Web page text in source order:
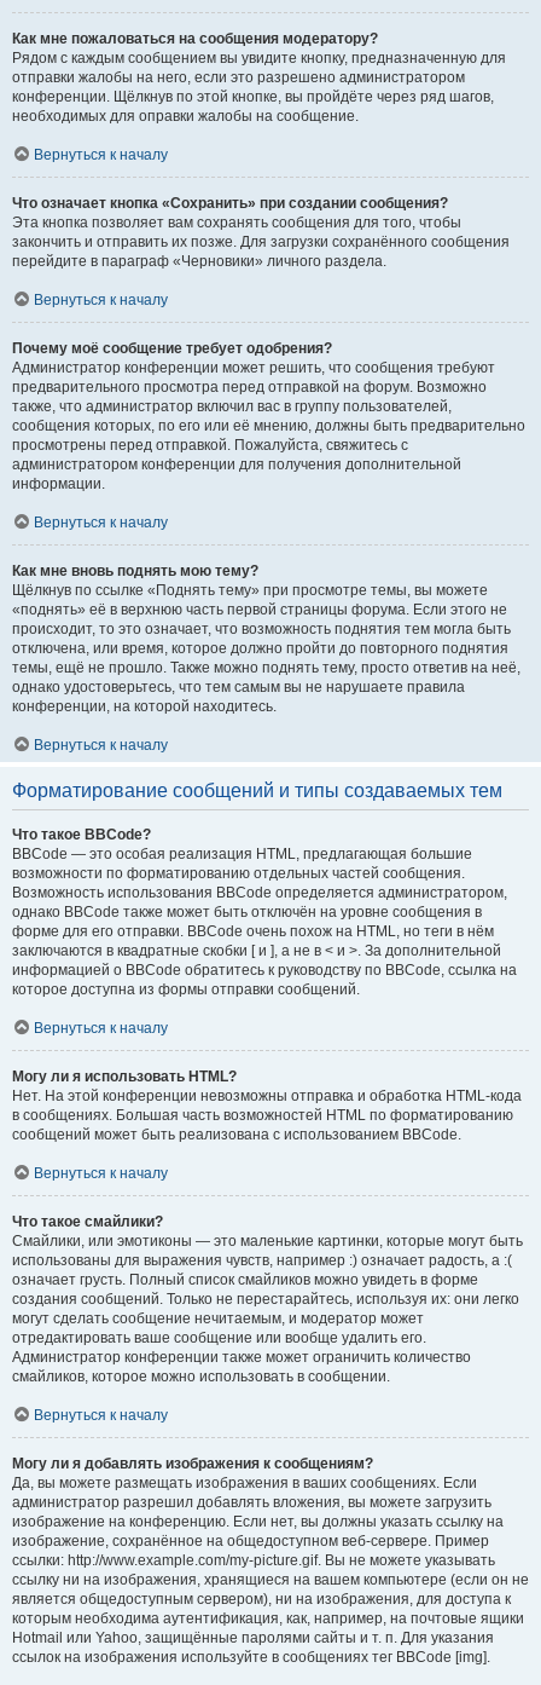
Как мне пожаловаться на сообщения модератору?
Рядом с каждым сообщением вы увидите кнопку, предназначенную для
отправки жалобы на него, если это разрешено администратором
конференции. Щёлкнув по этой кнопке, вы пройдёте через ряд шагов,
необходимых для оправки жалобы на сообщение.
Вернуться к началу
Что означает кнопка «Сохранить» при создании сообщения?
Эта кнопка позволяет вам сохранять сообщения для того, чтобы
закончить и отправить их позже. Для загрузки сохранённого сообщения
перейдите в параграф «Черновики» личного раздела.
Вернуться к началу
Почему моё сообщение требует одобрения?
Администратор конференции может решить, что сообщения требуют
предварительного просмотра перед отправкой на форум. Возможно
также, что администратор включил вас в группу пользователей,
сообщения которых, по его или её мнению, должны быть предварительно
просмотрены перед отправкой. Пожалуйста, свяжитесь с
администратором конференции для получения дополнительной
информации.
Вернуться к началу
Как мне вновь поднять мою тему?
Щёлкнув по ссылке «Поднять тему» при просмотре темы, вы можете
«поднять» её в верхнюю часть первой страницы форума. Если этого не
происходит, то это означает, что возможность поднятия тем могла быть
отключена, или время, которое должно пройти до повторного поднятия
темы, ещё не прошло. Также можно поднять тему, просто ответив на неё,
однако удостоверьтесь, что тем самым вы не нарушаете правила
конференции, на которой находитесь.
Вернуться к началу
Форматирование сообщений и типы создаваемых тем
Что такое BBCode?
BBCode — это особая реализация HTML, предлагающая большие
возможности по форматированию отдельных частей сообщения.
Возможность использования BBCode определяется администратором,
однако BBCode также может быть отключён на уровне сообщения в
форме для его отправки. BBCode очень похож на HTML, но теги в нём
заключаются в квадратные скобки [ и ], а не в < и >. За дополнительной
информацией о BBCode обратитесь к руководству по BBCode, ссылка на
которое доступна из формы отправки сообщений.
Вернуться к началу
Могу ли я использовать HTML?
Нет. На этой конференции невозможны отправка и обработка HTML-кода
в сообщениях. Большая часть возможностей HTML по форматированию
сообщений может быть реализована с использованием BBCode.
Вернуться к началу
Что такое смайлики?
Смайлики, или эмотиконы — это маленькие картинки, которые могут быть
использованы для выражения чувств, например :) означает радость, а :(
означает грусть. Полный список смайликов можно увидеть в форме
создания сообщений. Только не перестарайтесь, используя их: они легко
могут сделать сообщение нечитаемым, и модератор может
отредактировать ваше сообщение или вообще удалить его.
Администратор конференции также может ограничить количество
смайликов, которое можно использовать в сообщении.
Вернуться к началу
Могу ли я добавлять изображения к сообщениям?
Да, вы можете размещать изображения в ваших сообщениях. Если
администратор разрешил добавлять вложения, вы можете загрузить
изображение на конференцию. Если нет, вы должны указать ссылку на
изображение, сохранённое на общедоступном веб-сервере. Пример
ссылки: http://www.example.com/my-picture.gif. Вы не можете указывать
ссылку ни на изображения, хранящиеся на вашем компьютере (если он не
является общедоступным сервером), ни на изображения, для доступа к
которым необходима аутентификация, как, например, на почтовые ящики
Hotmail или Yahoo, защищённые паролями сайты и т. п. Для указания
ссылок на изображения используйте в сообщениях тег BBCode [img].